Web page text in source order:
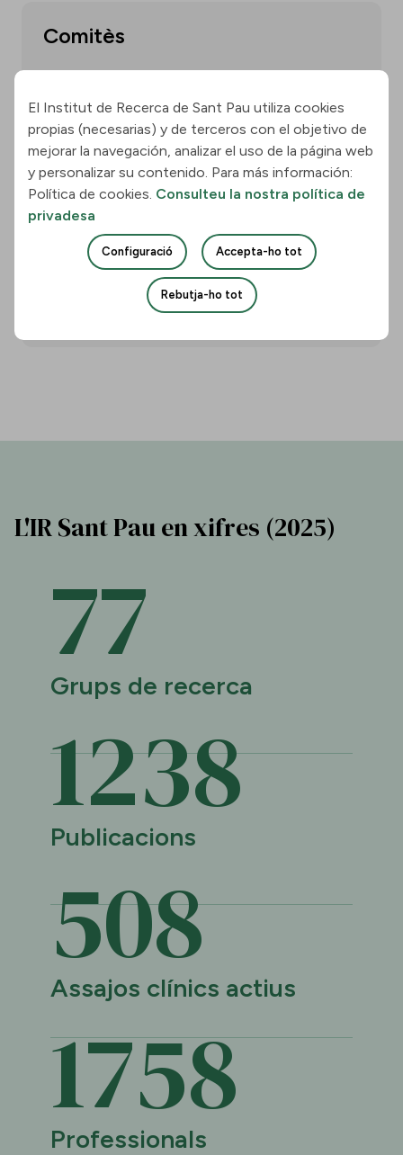
Comitès
Mostra'n més
Memòries
Mostra'n més
L'IR Sant Pau en xifres (2025)
77
Grups de recerca
1239
Publicacions
509
Assajos clínics actius
1759
Professionals
El Institut de Recerca de Sant Pau utiliza cookies
propias (necesarias) y de terceros con el objetivo de
mejorar la navegación, analizar el uso de la página web
y personalizar su contenido. Para más información:
Política de cookies. Consulteu la nostra política de
privadesa
Configuració Accepta-ho tot
Rebutja-ho tot